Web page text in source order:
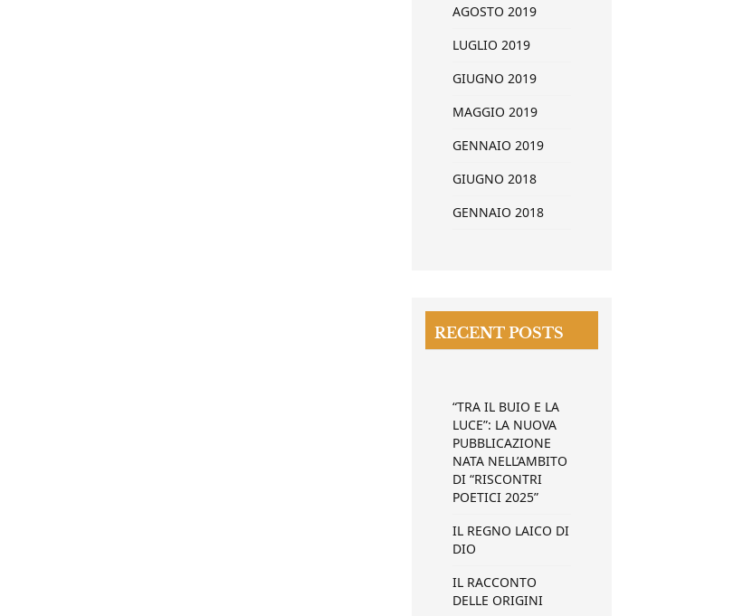
AGOSTO 2019
LUGLIO 2019
GIUGNO 2019
MAGGIO 2019
GENNAIO 2019
GIUGNO 2018
GENNAIO 2018
RECENT POSTS
“TRA IL BUIO E LA
LUCE”: LA NUOVA
PUBBLICAZIONE
NATA NELL’AMBITO
DI “RISCONTRI
POETICI 2025”
IL REGNO LAICO DI
DIO
IL RACCONTO
DELLE ORIGINI